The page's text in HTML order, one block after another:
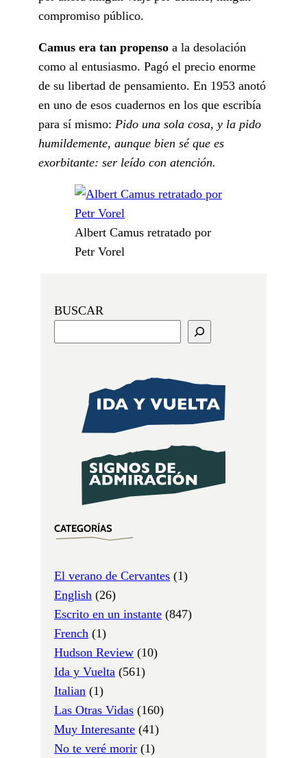
compromiso público.
Camus era tan propenso a la desolación
como al entusiasmo. Pagó el precio enorme
de su libertad de pensamiento. En 1953 anotó
en uno de esos cuadernos en los que escribía
para sí mismo: Pido una sola cosa, y la pido
humildemente, aunque bien sé que es
exorbitante: ser leído con atención.
Albert Camus retratado por
Petr Vorel
BUSCAR
CATEGORÍAS
El verano de Cervantes (1)
English (26)
Escrito en un instante (847)
French (1)
Hudson Review (10)
Ida y Vuelta (561)
Italian (1)
Las Otras Vidas (160)
Muy Interesante (41)
No te veré morir (1)